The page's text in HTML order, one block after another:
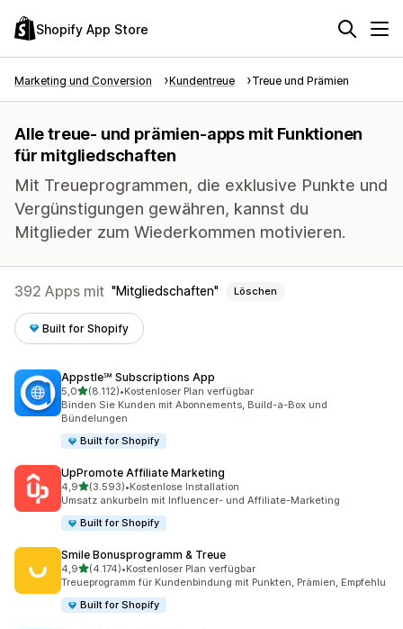
Shopify App Store
Marketing und Conversion Kundentreue Treue und Prämien
Alle treue- und prämien-apps mit Funktionen
für mitgliedschaften
Mit Treueprogrammen, die exklusive Punkte und
Vergünstigungen gewähren, kannst du
Mitglieder zum Wiederkommen motivieren.
392 Apps mit Mitgliedschaften Löschen
Built for Shopify
Appstle℠ Subscriptions App
5,0von 5 Sternen
(8.112)
8112 Rezensionen insgesamt
•Kostenloser Plan verfügbar
Binden Sie Kunden mit Abonnements, Build-a-Box und
Bündelungen
Built for Shopify
UpPromote Affiliate Marketing
4,9von 5 Sternen
(3.593)
3593 Rezensionen insgesamt
•Kostenlose Installation
Umsatz ankurbeln mit Influencer- und Affiliate-Marketing
Built for Shopify
Smile Bonusprogramm & Treue
4,9von 5 Sternen
(4.174)
4174 Rezensionen insgesamt
•Kostenloser Plan verfügbar
Treueprogramm für Kundenbindung mit Punkten, Prämien, Empfehlu
Built for Shopify